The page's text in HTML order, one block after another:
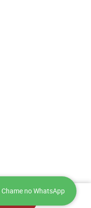
no WhatsApp